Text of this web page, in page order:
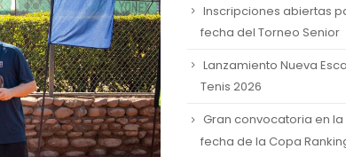
Inscripciones abiertas
fecha del Torneo Senior
Lanzamiento Nueva
Tenis 2026
Gran convocatoria en la
fecha de la Copa